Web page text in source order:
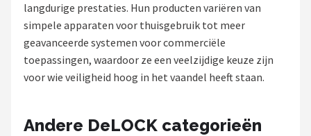
Home-Locking
Reolink
EZVIZ
Hikvision
langdurige prestaties. Hun producten variëren van
simpele apparaten voor thuisgebruik tot meer
geavanceerde systemen voor commerciële
toepassingen, waardoor ze een veelzijdige keuze zijn
voor wie veiligheid hoog in het vaandel heeft staan.
Andere DeLOCK categorieën